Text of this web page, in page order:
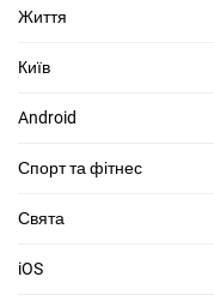
Життя
Київ
Android
Спорт та фітнес
Свята
iOS